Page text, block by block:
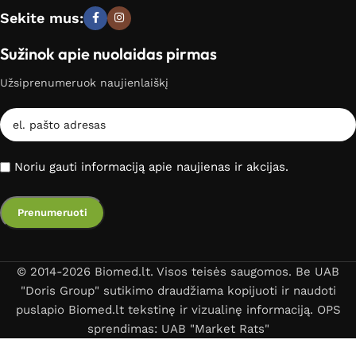
Sekite mus:
Sužinok apie nuolaidas pirmas
Užsiprenumeruok naujienlaiškį
Noriu gauti informaciją apie naujienas ir akcijas.
© 2014-2026 Biomed.lt. Visos teisės saugomos. Be UAB
"Doris Group" sutikimo draudžiama kopijuoti ir naudoti
puslapio Biomed.lt tekstinę ir vizualinę informaciją. OPS
sprendimas: UAB "Market Rats"